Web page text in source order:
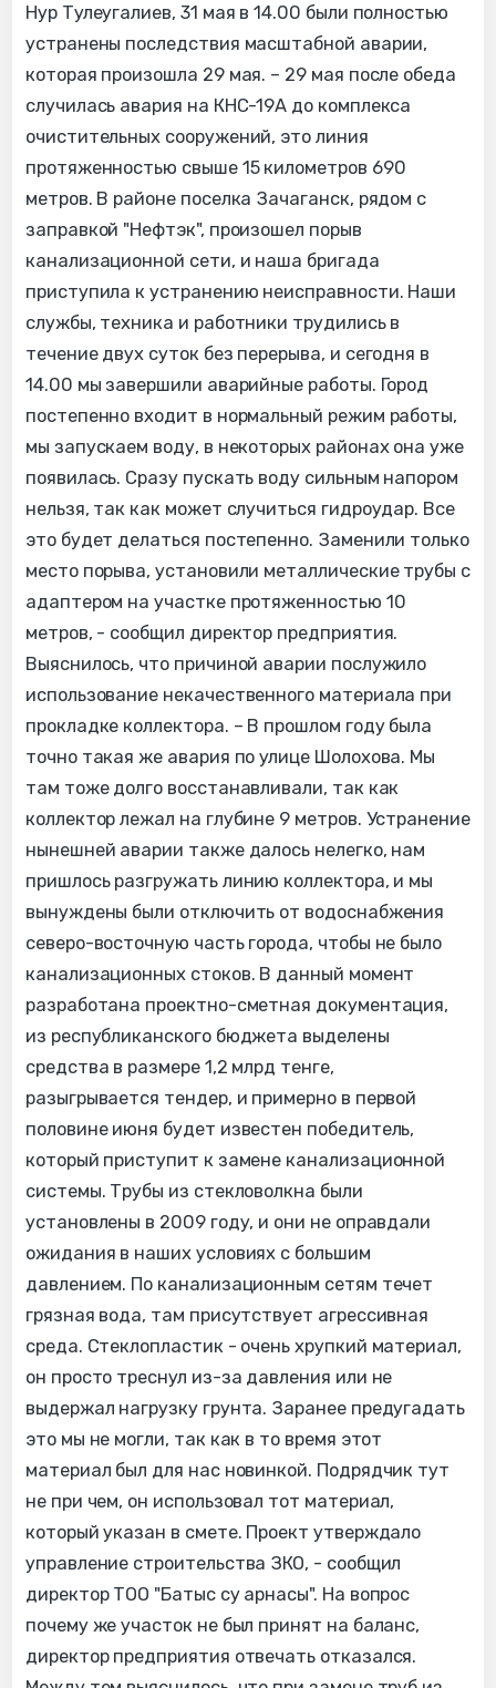
Нур Тулеугалиев, 31 мая в 14.00 были полностью
устранены последствия масштабной аварии,
которая произошла 29 мая. – 29 мая после обеда
случилась авария на КНС-19А до комплекса
очистительных сооружений, это линия
протяженностью свыше 15 километров 690
метров. В районе поселка Зачаганск, рядом с
заправкой "Нефтэк", произошел порыв
канализационной сети, и наша бригада
приступила к устранению неисправности. Наши
службы, техника и работники трудились в
течение двух суток без перерыва, и сегодня в
14.00 мы завершили аварийные работы. Город
постепенно входит в нормальный режим работы,
мы запускаем воду, в некоторых районах она уже
появилась. Сразу пускать воду сильным напором
нельзя, так как может случиться гидроудар. Все
это будет делаться постепенно. Заменили только
место порыва, установили металлические трубы с
адаптером на участке протяженностью 10
метров, - сообщил директор предприятия.
Выяснилось, что причиной аварии послужило
использование некачественного материала при
прокладке коллектора. – В прошлом году была
точно такая же авария по улице Шолохова. Мы
там тоже долго восстанавливали, так как
коллектор лежал на глубине 9 метров. Устранение
нынешней аварии также далось нелегко, нам
пришлось разгружать линию коллектора, и мы
вынуждены были отключить от водоснабжения
северо-восточную часть города, чтобы не было
канализационных стоков. В данный момент
разработана проектно-сметная документация,
из республиканского бюджета выделены
средства в размере 1,2 млрд тенге,
разыгрывается тендер, и примерно в первой
половине июня будет известен победитель,
который приступит к замене канализационной
системы. Трубы из стекловолкна были
установлены в 2009 году, и они не оправдали
ожидания в наших условиях с большим
давлением. По канализационным сетям течет
грязная вода, там присутствует агрессивная
среда. Стеклопластик - очень хрупкий материал,
он просто треснул из-за давления или не
выдержал нагрузку грунта. Заранее предугадать
это мы не могли, так как в то время этот
материал был для нас новинкой. Подрядчик тут
не при чем, он использовал тот материал,
который указан в смете. Проект утверждало
управление строительства ЗКО, - сообщил
директор ТОО "Батыс су арнасы". На вопрос
почему же участок не был принят на баланс,
директор предприятия отвечать отказался.